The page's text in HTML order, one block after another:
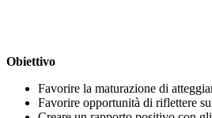
Obiettivo
Favorire la maturazione di
Favorire opportunità di riflettere